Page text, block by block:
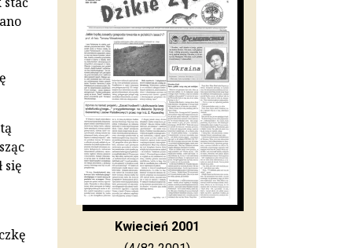
się
Kwiecień 2001